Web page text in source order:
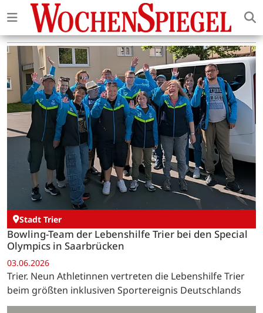
Stadt Trier
Bowling-Team der Lebenshilfe Trier bei den Special
Olympics in Saarbrücken
03.06.2026
Trier. Neun Athletinnen vertreten die Lebenshilfe Trier
beim größten inklusiven Sportereignis Deutschlands